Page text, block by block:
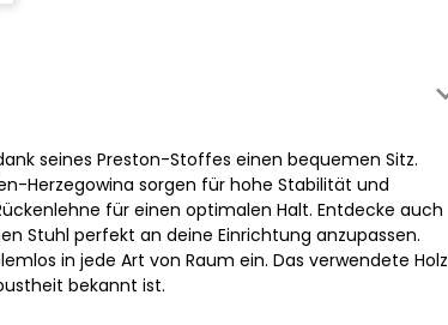
seines Preston-Stoffes einen bequemen Sitz.
Herzegowina sorgen für hohe Stabilität und
für einen optimalen Halt. Entdecke auch
Stuhl perfekt an deine Einrichtung anzupassen.
in jede Art von Raum ein. Das verwendete Holz
bekannt ist.